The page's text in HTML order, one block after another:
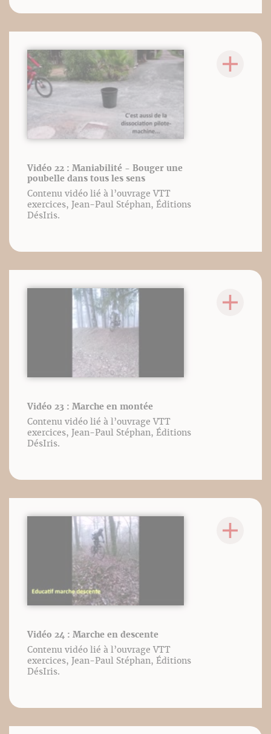
Vidéo 22 : Maniabilité - Bouger une
poubelle dans tous les sens
Contenu vidéo lié à l’ouvrage VTT
exercices, Jean-Paul Stéphan, Éditions
DésIris.
Vidéo 23 : Marche en montée
Contenu vidéo lié à l’ouvrage VTT
exercices, Jean-Paul Stéphan, Éditions
DésIris.
Vidéo 24 : Marche en descente
Contenu vidéo lié à l’ouvrage VTT
exercices, Jean-Paul Stéphan, Éditions
DésIris.